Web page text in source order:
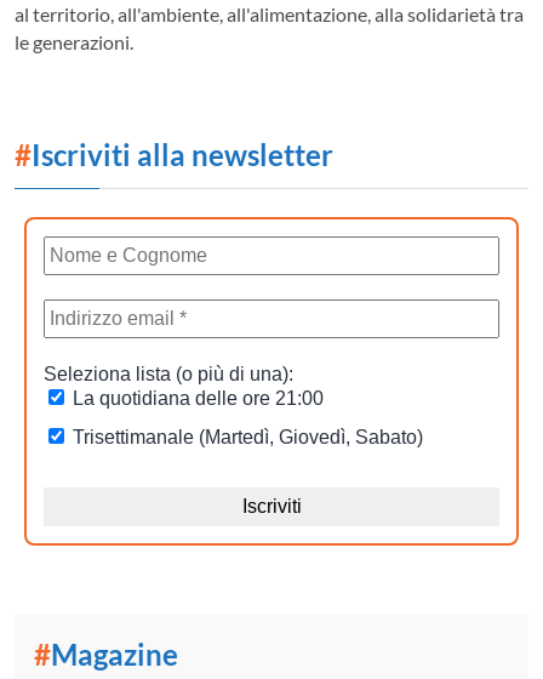
al territorio, all'ambiente, all'alimentazione, alla solidarietà tra
le generazioni.
#Iscriviti alla newsletter
#Magazine